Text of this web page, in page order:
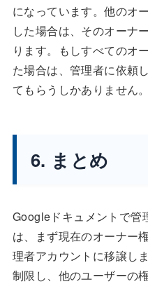
になっています。他のオ
した場合は、そのオーナ
ります。もしすべてのオ
た場合は、管理者に依頼
てもらうしかありません。
6. まとめ
Googleドキュメントで管
は、まず現在のオーナー
理者アカウントに移譲し
制限し、他のユーザーの